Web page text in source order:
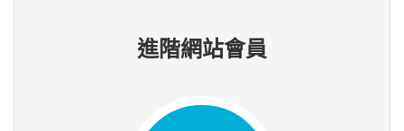
進階網站會員